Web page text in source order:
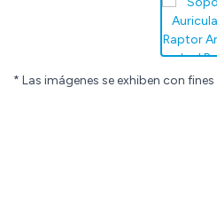
* Las imágenes se exhiben con